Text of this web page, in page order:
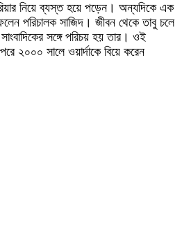
নিয়ে ব্যস্ত হয়ে পড়েন। অন্যদিকে এক
পরিচালক সাজিদ। জীবন থেকে তাবু চলে
সঙ্গে পরিচয় হয় তার। ওই
২০০০ সালে ওয়ার্দাকে বিয়ে করেন